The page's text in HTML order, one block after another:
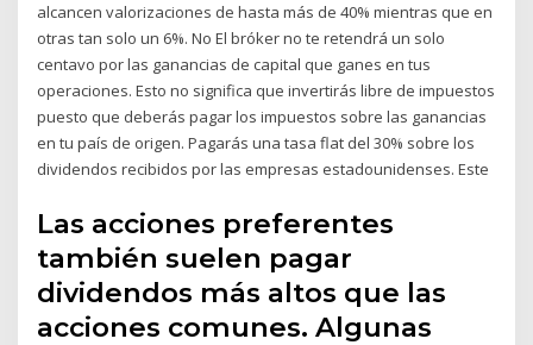
alcancen valorizaciones de hasta más de 40% mientras que en
otras tan solo un 6%. No El bróker no te retendrá un solo
centavo por las ganancias de capital que ganes en tus
operaciones. Esto no significa que invertirás libre de impuestos
puesto que deberás pagar los impuestos sobre las ganancias
en tu país de origen. Pagarás una tasa flat del 30% sobre los
dividendos recibidos por las empresas estadounidenses. Este
Las acciones preferentes
también suelen pagar
dividendos más altos que las
acciones comunes. Algunas